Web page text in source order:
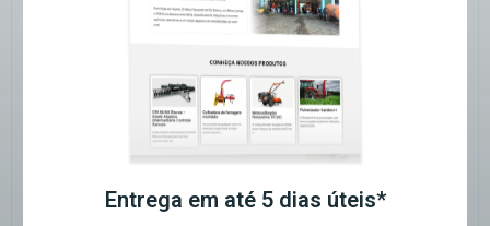
Entrega em até 5 dias úteis*